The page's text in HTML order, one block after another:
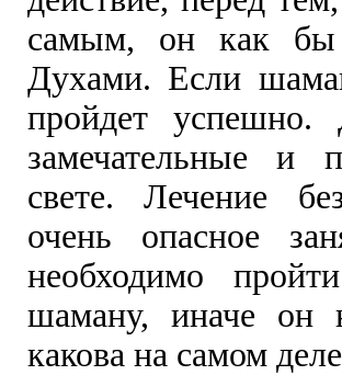
самым, он как бы
Духами. Если
пройдет
замечательные и
свете. Лечение
очень опасное
необходимо
шаману, иначе он
какова на самом